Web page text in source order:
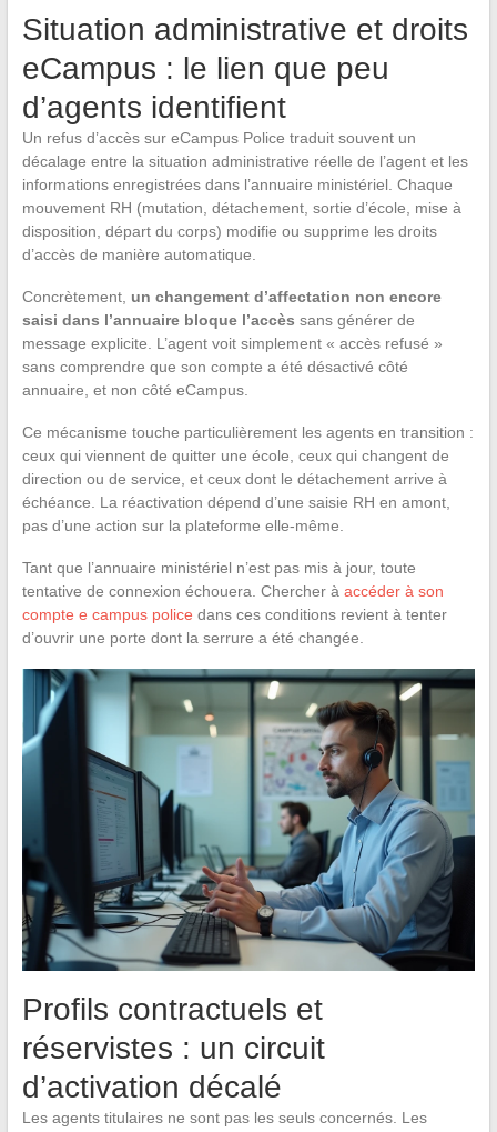
Situation administrative et droits
eCampus : le lien que peu
d’agents identifient
Un refus d’accès sur eCampus Police traduit souvent un
décalage entre la situation administrative réelle de l’agent et les
informations enregistrées dans l’annuaire ministériel. Chaque
mouvement RH (mutation, détachement, sortie d’école, mise à
disposition, départ du corps) modifie ou supprime les droits
d’accès de manière automatique.
Concrètement, un changement d’affectation non encore
saisi dans l’annuaire bloque l’accès sans générer de
message explicite. L’agent voit simplement « accès refusé »
sans comprendre que son compte a été désactivé côté
annuaire, et non côté eCampus.
Ce mécanisme touche particulièrement les agents en transition :
ceux qui viennent de quitter une école, ceux qui changent de
direction ou de service, et ceux dont le détachement arrive à
échéance. La réactivation dépend d’une saisie RH en amont,
pas d’une action sur la plateforme elle-même.
Tant que l’annuaire ministériel n’est pas mis à jour, toute
tentative de connexion échouera. Chercher à accéder à son
compte e campus police dans ces conditions revient à tenter
d’ouvrir une porte dont la serrure a été changée.
Profils contractuels et
réservistes : un circuit
d’activation décalé
Les agents titulaires ne sont pas les seuls concernés. Les